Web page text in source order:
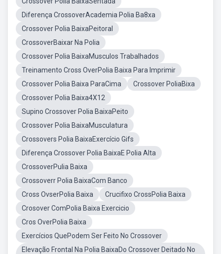
Diferença CrossoverAcademia Polia Ba8xa
Crossover Polia BaixaPeitoral
CrossoverBaixar Na Polia
Crossover Polia BaixaMusculos Trabalhados
Treinamento Cross OverPolia Baixa Para Imprimir
Crossover Polia Baixa ParaCima
Crossover PoliaBixa
Crossover Polia Baixa4X12
Supino Crossover Polia BaixaPeito
Crossover Polia BaixaMusculatura
Crossovers Polia BaixaExercício Gifs
Diferença Crossover Polia BaixaE Polia Alta
CrossoverPulia Baixa
Crossoverr Polia BaixaCom Banco
Cross OvserPolia Baixa
Crucifixo CrossPolia Baixa
Crosover ComPolia Baixa Exercicio
Cros OverPolia Baixa
Exercícios QuePodem Ser Feito No Crossover
Elevação Frontal Na Polia BaixaDo Crossover Deitado No